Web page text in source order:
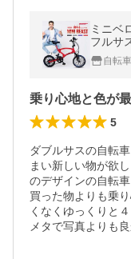
ミニベ
フルサ
者 通勤
自転
乗り心地と色が最
5
ダブルサスの自転
まい新しい物が欲
のデザインの自転
買った物よりも乗
くなくゆっくりと
メタで写真よりも良